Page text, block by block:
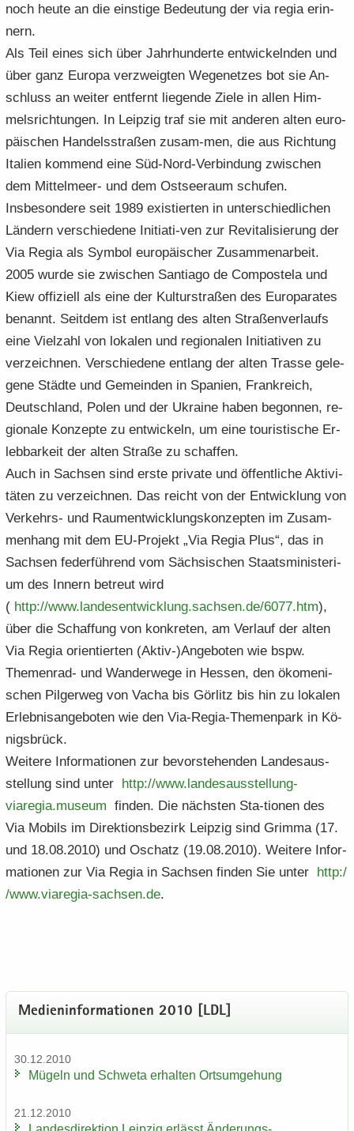
noch heute an die eins­ti­ge Be­deu­tung der via regia er­in­
nern.
Als Teil eines sich über Jahr­hun­der­te ent­wi­ckeln­den und
über ganz Eu­ro­pa ver­zweig­ten We­ge­net­zes bot sie An­
schluss an wei­ter ent­fernt lie­gen­de Ziele in allen Him­
mels­rich­tun­gen. In Leip­zig traf sie mit an­de­ren alten eu­ro­
päi­schen Han­dels­stra­ßen zusam-​men, die aus Rich­tung
Ita­li­en kom­mend eine Süd-​Nord-Verbindung zwi­schen
dem Mittelmeer-​ und dem Ost­see­raum schu­fen.
Ins­be­son­de­re seit 1989 exis­tier­ten in un­ter­schied­li­chen
Län­dern ver­schie­de­ne Initiati-​ven zur Re­vi­ta­li­sie­rung der
Via Regia als Sym­bol eu­ro­päi­scher Zu­sam­men­ar­beit.
2005 wurde sie zwi­schen Sant­ia­go de Com­pos­te­la und
Kiew of­fi­zi­ell als eine der Kul­tur­stra­ßen des Eu­ro­pa­ra­tes
be­nannt. Seit­dem ist ent­lang des alten Stra­ßen­ver­laufs
eine Viel­zahl von lo­ka­len und re­gio­na­len In­itia­ti­ven zu
ver­zeich­nen. Ver­schie­de­ne ent­lang der alten Tras­se ge­le­
ge­ne Städ­te und Ge­mein­den in Spa­ni­en, Frank­reich,
Deutsch­land, Polen und der Ukrai­ne haben be­gon­nen, re­
gio­na­le Kon­zep­te zu ent­wi­ckeln, um eine tou­ris­ti­sche Er­
leb­bar­keit der alten Stra­ße zu schaf­fen.
Auch in Sach­sen sind erste pri­va­te und öf­fent­li­che Ak­ti­vi­
tä­ten zu ver­zeich­nen. Das reicht von der Ent­wick­lung von
Verkehrs-​ und Raum­ent­wick­lungs­kon­zep­ten im Zu­sam­
men­hang mit dem EU-​Projekt „Via Regia Plus“, das in
Sach­sen fe­der­füh­rend vom Säch­si­schen Staats­mi­nis­te­ri­
um des In­nern be­treut wird
( http:/​/​www.​landesentwicklung.​sachsen.​de/​6077.​htm),
über die Schaf­fung von kon­kre­ten, am Ver­lauf der alten
Via Regia ori­en­tier­ten (Aktiv-​)An­ge­bo­ten wie bspw.
Themenrad-​ und Wan­der­we­ge in Hes­sen, den öko­me­ni­
schen Pil­ger­weg von Vacha bis Gör­litz bis hin zu lo­ka­len
Er­leb­nis­an­ge­bo­ten wie den Via-​Regia-Themenpark in Kö­
nigs­brück.
Wei­te­re In­for­ma­tio­nen zur be­vor­ste­hen­den Lan­des­aus­
stel­lung sind unter http:/​/​www.​landesausstellung-​​
viaregia.​museum fin­den. Die nächs­ten Sta-​tionen des
Via Mo­bils im Di­rek­ti­ons­be­zirk Leip­zig sind Grim­ma (17.
und 18.08.2010) und Oschatz (19.08.2010). Wei­te­re In­for­
ma­tio­nen zur Via Regia in Sach­sen fin­den Sie unter http:/​
/​www.​viaregia-​​sachsen.​de.
Me­di­en­in­for­ma­tio­nen 2010 [LDL]
30.12.2010
Mü­geln und Schwe­ta er­hal­ten Orts­um­ge­hung
21.12.2010